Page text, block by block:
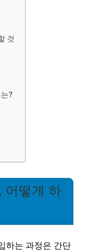
것
?
어떻게 하
하는 과정은 간단